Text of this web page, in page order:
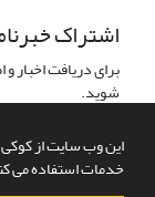
این وب سایت از کوکی
خدمات استفاده می
اشتراک
برای دریافت اخبار
شوید.